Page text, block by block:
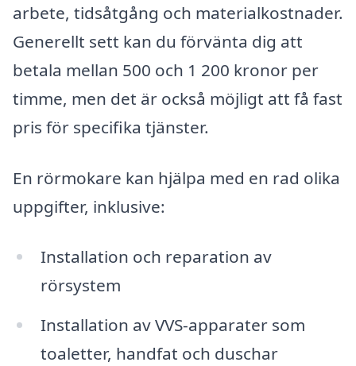
arbete, tidsåtgång och materialkostnader.
Generellt sett kan du förvänta dig att
betala mellan 500 och 1 200 kronor per
timme, men det är också möjligt att få fast
pris för specifika tjänster.
En rörmokare kan hjälpa med en rad olika
uppgifter, inklusive:
Installation och reparation av
rörsystem
Installation av VVS-apparater som
toaletter, handfat och duschar